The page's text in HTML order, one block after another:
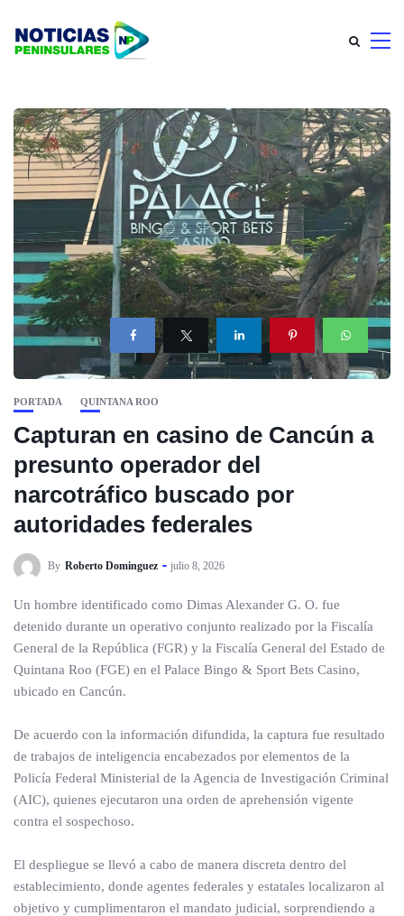
PORTADA QUINTANA ROO
Capturan en casino de Cancún a
presunto operador del
narcotráfico buscado por
autoridades federales
By Roberto Dominguez julio 8, 2026
Un hombre identificado como Dimas Alexander G. O. fue
detenido durante un operativo conjunto realizado por la Fiscalía
General de la República (FGR) y la Fiscalía General del Estado de
Quintana Roo (FGE) en el Palace Bingo & Sport Bets Casino,
ubicado en Cancún.
De acuerdo con la información difundida, la captura fue resultado
de trabajos de inteligencia encabezados por elementos de la
Policía Federal Ministerial de la Agencia de Investigación Criminal
(AIC), quienes ejecutaron una orden de aprehensión vigente
contra el sospechoso.
El despliegue se llevó a cabo de manera discreta dentro del
establecimiento, donde agentes federales y estatales localizaron al
objetivo y cumplimentaron el mandato judicial, sorprendiendo a